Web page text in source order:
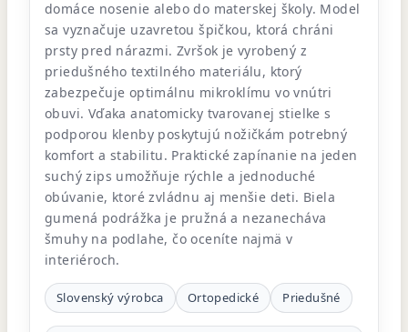
domáce nosenie alebo do materskej školy. Model
sa vyznačuje uzavretou špičkou, ktorá chráni
prsty pred nárazmi. Zvršok je vyrobený z
priedušného textilného materiálu, ktorý
zabezpečuje optimálnu mikroklímu vo vnútri
obuvi. Vďaka anatomicky tvarovanej stielke s
podporou klenby poskytujú nožičkám potrebný
komfort a stabilitu. Praktické zapínanie na jeden
suchý zips umožňuje rýchle a jednoduché
obúvanie, ktoré zvládnu aj menšie deti. Biela
gumená podrážka je pružná a nezanecháva
šmuhy na podlahe, čo oceníte najmä v
interiéroch.
Slovenský výrobca Ortopedické Priedušné